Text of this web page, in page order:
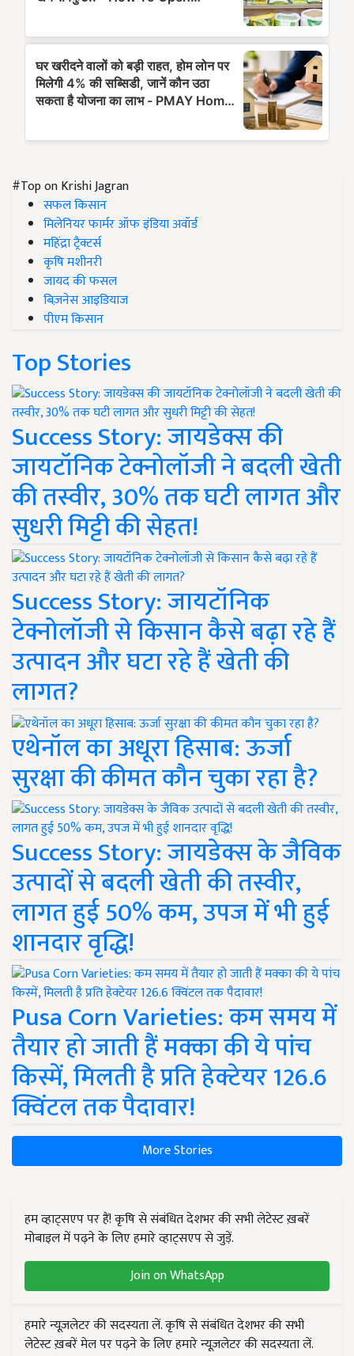
#Top on Krishi Jagran
सफल किसान
मिलेनियर फार्मर ऑफ इंडिया अवॉर्ड
महिंद्रा ट्रैक्टर्स
कृषि मशीनरी
जायद की फसल
बिज़नेस आइडियाज
पीएम किसान
Top Stories
Success Story: जायडेक्स की
जायटॉनिक टेक्नोलॉजी ने बदली खेती
की तस्वीर, 30% तक घटी लागत और
सुधरी मिट्टी की सेहत!
Success Story: जायटॉनिक
टेक्नोलॉजी से किसान कैसे बढ़ा रहे हैं
उत्पादन और घटा रहे हैं खेती की
लागत?
एथेनॉल का अधूरा हिसाब: ऊर्जा
सुरक्षा की कीमत कौन चुका रहा है?
Success Story: जायडेक्स के जैविक
उत्पादों से बदली खेती की तस्वीर,
लागत हुई 50% कम, उपज में भी हुई
शानदार वृद्धि!
Pusa Corn Varieties: कम समय में
तैयार हो जाती हैं मक्का की ये पांच
किस्में, मिलती है प्रति हेक्टेयर 126.6
क्विंटल तक पैदावार!
More Stories
हम व्हाट्सएप पर हैं! कृषि से संबंधित देशभर की सभी लेटेस्ट ख़बरें
मोबाइल में पढ़ने के लिए हमारे व्हाट्सएप से जुड़ें.
Join on WhatsApp
हमारे न्यूज़लेटर की सदस्यता लें. कृषि से संबंधित देशभर की सभी
लेटेस्ट ख़बरें मेल पर पढ़ने के लिए हमारे न्यूज़लेटर की सदस्यता लें.